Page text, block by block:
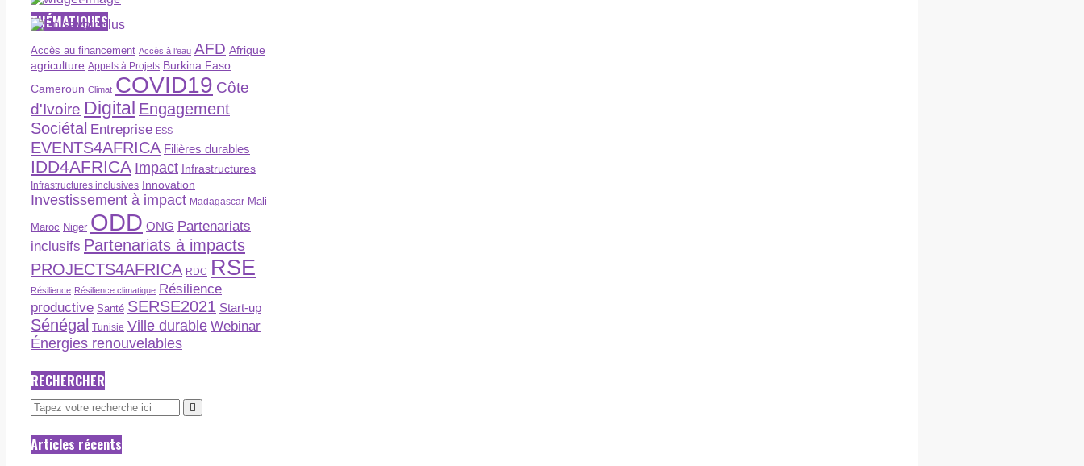
THÉMATIQUES
Accès au financement Accès à l’eau AFD Afrique
agriculture Appels à Projets Burkina Faso
Cameroun Climat COVID19 Côte
d'Ivoire Digital Engagement
Sociétal Entreprise ESS
EVENTS4AFRICA Filières durables
IDD4AFRICA Impact Infrastructures
Infrastructures inclusives Innovation
Investissement à impact Madagascar Mali
Maroc Niger ODD ONG Partenariats
inclusifs Partenariats à impacts
PROJECTS4AFRICA RDC RSE
Résilience Résilience climatique Résilience
productive Santé SERSE2021 Start-up
Sénégal Tunisie Ville durable Webinar
Énergies renouvelables
RECHERCHER
Articles récents